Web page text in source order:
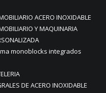
ACERO INOXIDABLE
Y MAQUINARIA
monoblocks integrados
DE ACERO INOXIDABLE